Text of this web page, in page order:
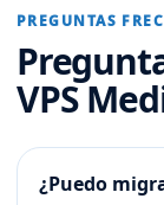
PREGUNTAS
VPS
¿Puedo